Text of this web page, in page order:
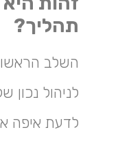
תהליך?
השלב
לניהול
לדעת איפה